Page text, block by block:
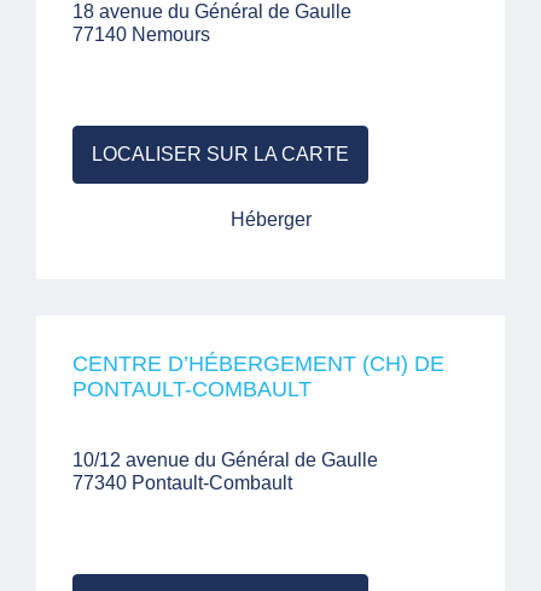
18 avenue du Général de Gaulle
77140 Nemours
LOCALISER SUR LA CARTE
Héberger
CENTRE D’HÉBERGEMENT (CH) DE
PONTAULT-COMBAULT
10/12 avenue du Général de Gaulle
77340 Pontault-Combault